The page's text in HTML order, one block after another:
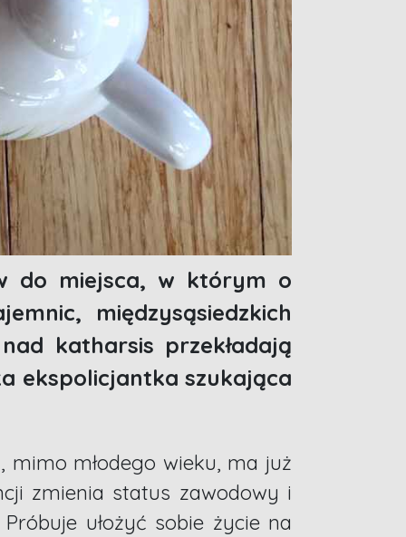
do miejsca, w którym o
międzysąsiedzkich
katharsis przekładają
ekspolicjantka szukająca
młodego wieku, ma już
zmienia status zawodowy i
ułożyć sobie życie na